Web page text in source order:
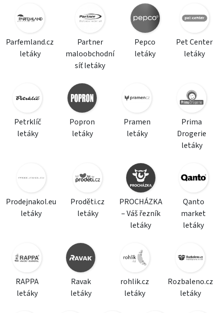
Parfemland.cz
letáky
Partner
maloobchodní
síť letáky
Pepco
letáky
Pet Center
letáky
Petrklíč
letáky
Popron
letáky
Pramen
letáky
Prima
Drogerie
letáky
Prodejnakol.eu
letáky
Proděti.cz
letáky
PROCHÁZKA
– Váš řezník
letáky
Qanto
market
letáky
RAPPA
letáky
Ravak
letáky
rohlik.cz
letáky
Rozbaleno.cz
letáky